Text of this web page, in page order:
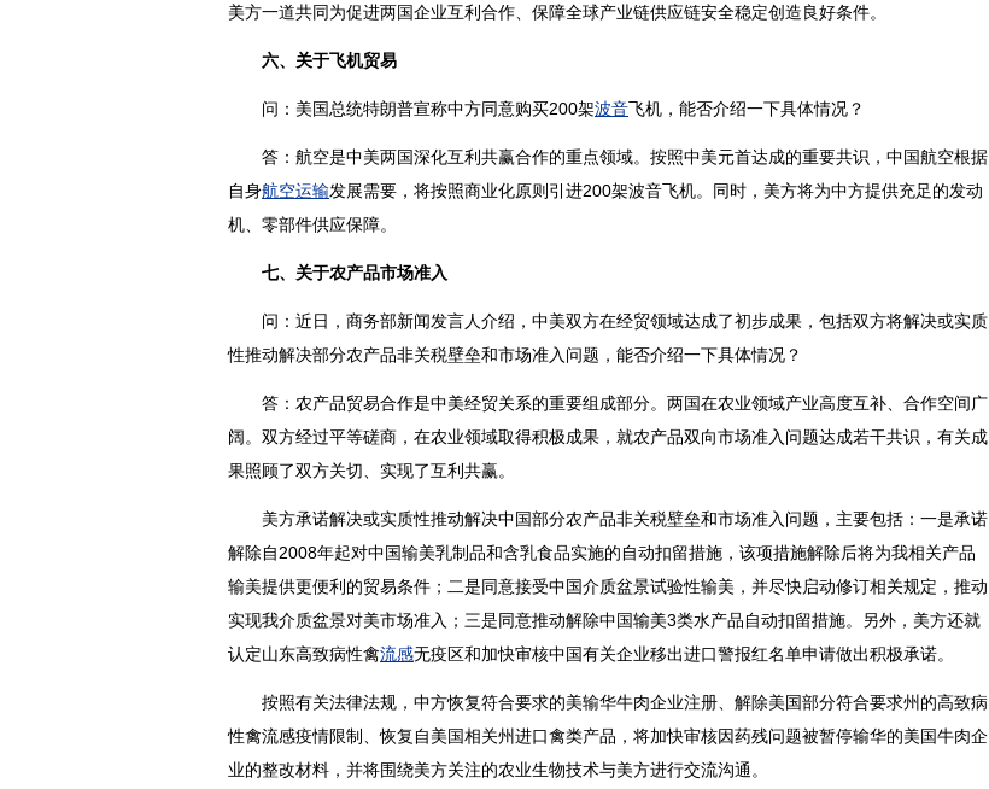
美方一道共同为促进两国企业互利合作、保障全球产业链供应链安全稳定创造良好条件。
六、关于飞机贸易
问：美国总统特朗普宣称中方同意购买200架波音飞机，能否介绍一下具体情况？
答：航空是中美两国深化互利共赢合作的重点领域。按照中美元首达成的重要共识，中国航空根据
自身航空运输发展需要，将按照商业化原则引进200架波音飞机。同时，美方将为中方提供充足的发动
机、零部件供应保障。
七、关于农产品市场准入
问：近日，商务部新闻发言人介绍，中美双方在经贸领域达成了初步成果，包括双方将解决或实质
性推动解决部分农产品非关税壁垒和市场准入问题，能否介绍一下具体情况？
答：农产品贸易合作是中美经贸关系的重要组成部分。两国在农业领域产业高度互补、合作空间广
阔。双方经过平等磋商，在农业领域取得积极成果，就农产品双向市场准入问题达成若干共识，有关成
果照顾了双方关切、实现了互利共赢。
美方承诺解决或实质性推动解决中国部分农产品非关税壁垒和市场准入问题，主要包括：一是承诺
解除自2008年起对中国输美乳制品和含乳食品实施的自动扣留措施，该项措施解除后将为我相关产品
输美提供更便利的贸易条件；二是同意接受中国介质盆景试验性输美，并尽快启动修订相关规定，推动
实现我介质盆景对美市场准入；三是同意推动解除中国输美3类水产品自动扣留措施。另外，美方还就
认定山东高致病性禽流感无疫区和加快审核中国有关企业移出进口警报红名单申请做出积极承诺。
按照有关法律法规，中方恢复符合要求的美输华牛肉企业注册、解除美国部分符合要求州的高致病
性禽流感疫情限制、恢复自美国相关州进口禽类产品，将加快审核因药残问题被暂停输华的美国牛肉企
业的整改材料，并将围绕美方关注的农业生物技术与美方进行交流沟通。